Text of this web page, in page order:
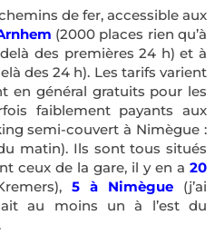
de fer, accessible aux
(2000 places rien qu’à
des premières 24 h) et à
des 24 h). Les tarifs varient
en général gratuits pour les
faiblement payants aux
semi-couvert à Nimègue :
matin). Ils sont tous situés
ceux de la gare, il y en a20
5 à Nimègue (j’ai
au moins un à l’est du